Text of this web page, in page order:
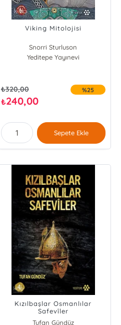
Viking Mitolojisi
Snorri Sturluson
Yeditepe Yayınevi
₺320,00
₺240,00
%25
Sepete Ekle
Kızılbaşlar Osmanlılar
Safevîler
Tufan Gündüz